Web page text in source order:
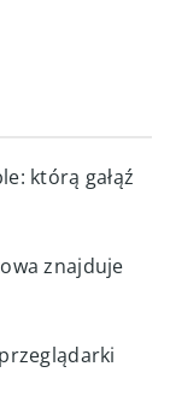
którą gałąź
znajduje